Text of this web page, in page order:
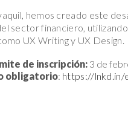
hemos creado este
sector financiero,
UX Writing y UX Design.
de inscripción: 3 de
obligatorio: https://lnkd.in/